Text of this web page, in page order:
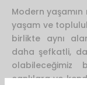
Modern
yaşam ve
birlikte aynı
daha şefkatli,
olabileceğimiz
canlılara ve